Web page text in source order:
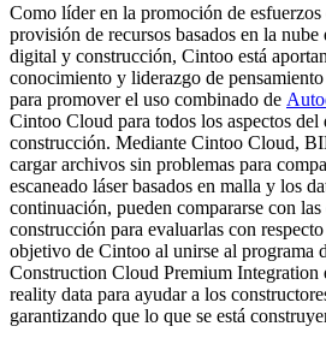
Como líder en la promoción de
provisión de recursos basados en la nube
digital y construcción, Cintoo está
conocimiento y liderazgo de
para promover el uso combinado de
Cintoo Cloud para todos los aspectos del
construcción. Mediante Cintoo Cloud,
cargar archivos sin problemas para
escaneado láser basados en malla y los
continuación, pueden compararse con
construcción para evaluarlas con
objetivo de Cintoo al unirse al programa
Construction Cloud Premium Integration
reality data para ayudar a los
garantizando que lo que se está